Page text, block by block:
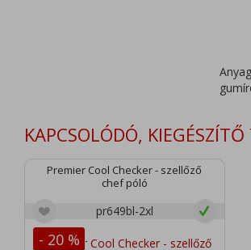
KAPCSOLÓDÓ, KIEGÉSZÍTŐ
Premier Cool Checker - szellőző
chef póló
pr649bl-2xl
- 20 %